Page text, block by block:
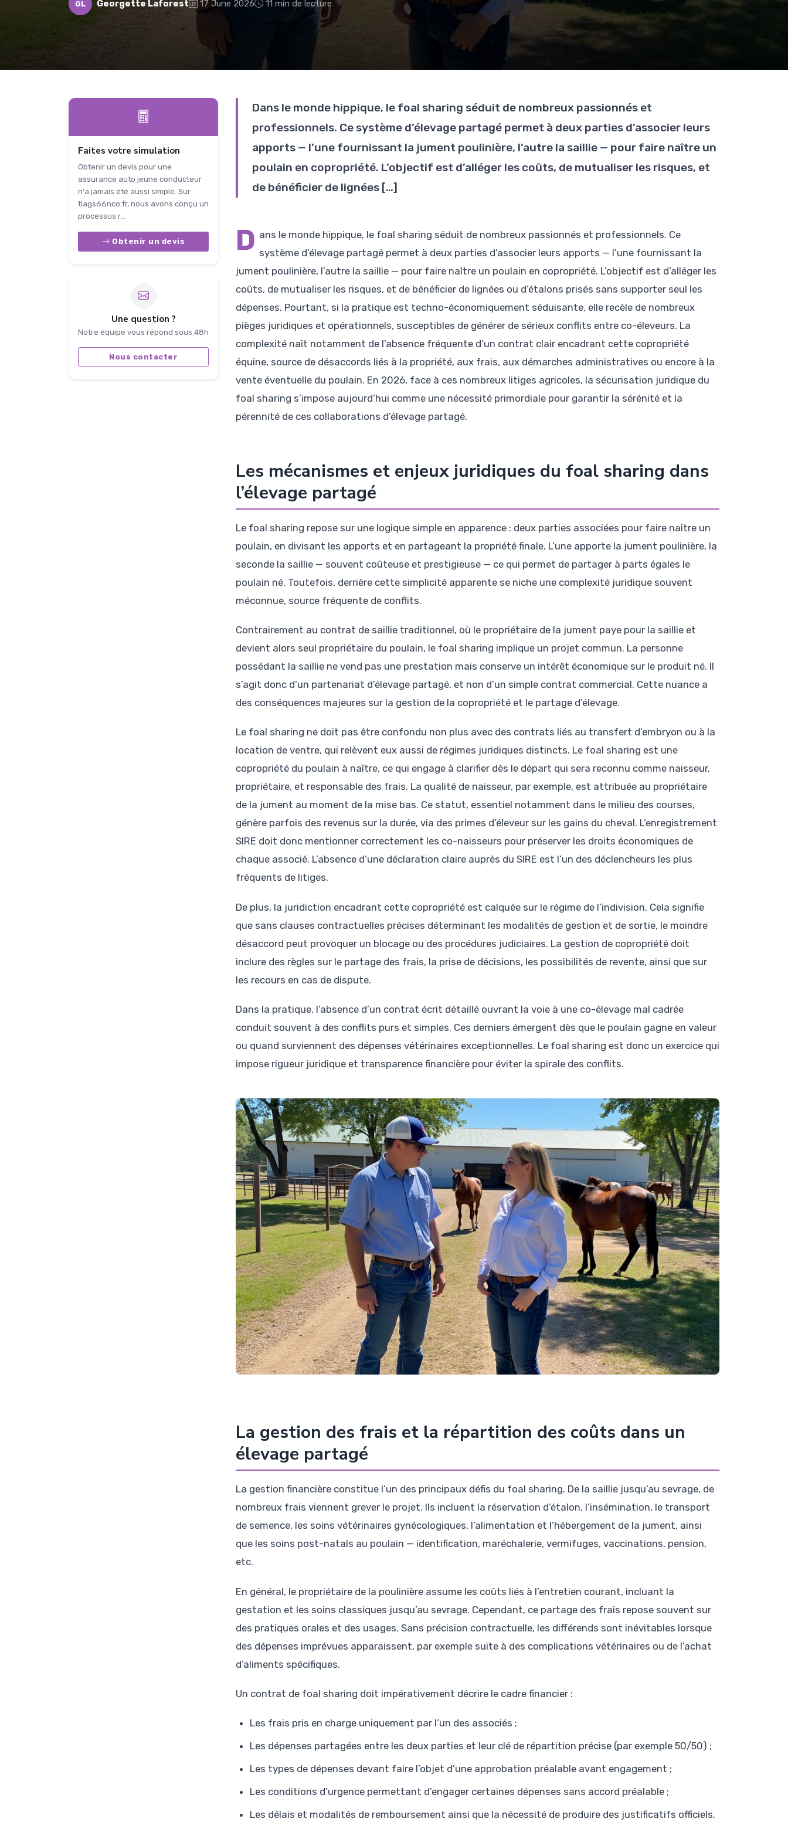
GL Georgette Laforest 17 June 2026 11 min de lecture
Faites votre simulation
Obtenir un devis pour une
assurance auto jeune conducteur
n'a jamais été aussi simple. Sur
tiags66nco.fr, nous avons conçu un
processus r...
Obtenir un devis
Une question ?
Notre équipe vous répond sous 48h
Nous contacter
Dans le monde hippique, le foal sharing séduit de nombreux passionnés et
professionnels. Ce système d’élevage partagé permet à deux parties d’associer leurs
apports — l’une fournissant la jument poulinière, l’autre la saillie — pour faire naître un
poulain en copropriété. L’objectif est d’alléger les coûts, de mutualiser les risques, et
de bénéficier de lignées […]
D ans le monde hippique, le foal sharing séduit de nombreux passionnés et professionnels. Ce
système d’élevage partagé permet à deux parties d’associer leurs apports — l’une fournissant la
jument poulinière, l’autre la saillie — pour faire naître un poulain en copropriété. L’objectif est d’alléger les
coûts, de mutualiser les risques, et de bénéficier de lignées ou d’étalons prisés sans supporter seul les
dépenses. Pourtant, si la pratique est techno-économiquement séduisante, elle recèle de nombreux
pièges juridiques et opérationnels, susceptibles de générer de sérieux conflits entre co-éleveurs. La
complexité naît notamment de l’absence fréquente d’un contrat clair encadrant cette copropriété
équine, source de désaccords liés à la propriété, aux frais, aux démarches administratives ou encore à la
vente éventuelle du poulain. En 2026, face à ces nombreux litiges agricoles, la sécurisation juridique du
foal sharing s’impose aujourd’hui comme une nécessité primordiale pour garantir la sérénité et la
pérennité de ces collaborations d’élevage partagé.
Les mécanismes et enjeux juridiques du foal sharing dans
l’élevage partagé
Le foal sharing repose sur une logique simple en apparence : deux parties associées pour faire naître un
poulain, en divisant les apports et en partageant la propriété finale. L’une apporte la jument poulinière, la
seconde la saillie — souvent coûteuse et prestigieuse — ce qui permet de partager à parts égales le
poulain né. Toutefois, derrière cette simplicité apparente se niche une complexité juridique souvent
méconnue, source fréquente de conflits.
Contrairement au contrat de saillie traditionnel, où le propriétaire de la jument paye pour la saillie et
devient alors seul propriétaire du poulain, le foal sharing implique un projet commun. La personne
possédant la saillie ne vend pas une prestation mais conserve un intérêt économique sur le produit né. Il
s’agit donc d’un partenariat d’élevage partagé, et non d’un simple contrat commercial. Cette nuance a
des conséquences majeures sur la gestion de la copropriété et le partage d’élevage.
Le foal sharing ne doit pas être confondu non plus avec des contrats liés au transfert d’embryon ou à la
location de ventre, qui relèvent eux aussi de régimes juridiques distincts. Le foal sharing est une
copropriété du poulain à naître, ce qui engage à clarifier dès le départ qui sera reconnu comme naisseur,
propriétaire, et responsable des frais. La qualité de naisseur, par exemple, est attribuée au propriétaire
de la jument au moment de la mise bas. Ce statut, essentiel notamment dans le milieu des courses,
génère parfois des revenus sur la durée, via des primes d’éleveur sur les gains du cheval. L’enregistrement
SIRE doit donc mentionner correctement les co-naisseurs pour préserver les droits économiques de
chaque associé. L’absence d’une déclaration claire auprès du SIRE est l’un des déclencheurs les plus
fréquents de litiges.
De plus, la juridiction encadrant cette copropriété est calquée sur le régime de l’indivision. Cela signifie
que sans clauses contractuelles précises déterminant les modalités de gestion et de sortie, le moindre
désaccord peut provoquer un blocage ou des procédures judiciaires. La gestion de copropriété doit
inclure des règles sur le partage des frais, la prise de décisions, les possibilités de revente, ainsi que sur
les recours en cas de dispute.
Dans la pratique, l’absence d’un contrat écrit détaillé ouvrant la voie à une co-élevage mal cadrée
conduit souvent à des conflits purs et simples. Ces derniers émergent dès que le poulain gagne en valeur
ou quand surviennent des dépenses vétérinaires exceptionnelles. Le foal sharing est donc un exercice qui
impose rigueur juridique et transparence financière pour éviter la spirale des conflits.
La gestion des frais et la répartition des coûts dans un
élevage partagé
La gestion financière constitue l’un des principaux défis du foal sharing. De la saillie jusqu’au sevrage, de
nombreux frais viennent grever le projet. Ils incluent la réservation d’étalon, l’insémination, le transport
de semence, les soins vétérinaires gynécologiques, l’alimentation et l’hébergement de la jument, ainsi
que les soins post-natals au poulain — identification, maréchalerie, vermifuges, vaccinations, pension,
etc.
En général, le propriétaire de la poulinière assume les coûts liés à l’entretien courant, incluant la
gestation et les soins classiques jusqu’au sevrage. Cependant, ce partage des frais repose souvent sur
des pratiques orales et des usages. Sans précision contractuelle, les différends sont inévitables lorsque
des dépenses imprévues apparaissent, par exemple suite à des complications vétérinaires ou de l’achat
d’aliments spécifiques.
Un contrat de foal sharing doit impérativement décrire le cadre financier :
Les frais pris en charge uniquement par l’un des associés ;
Les dépenses partagées entre les deux parties et leur clé de répartition précise (par exemple 50/50) ;
Les types de dépenses devant faire l’objet d’une approbation préalable avant engagement ;
Les conditions d’urgence permettant d’engager certaines dépenses sans accord préalable ;
Les délais et modalités de remboursement ainsi que la nécessité de produire des justificatifs officiels.